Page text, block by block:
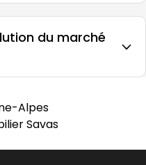
du marché
Alpes
Savas